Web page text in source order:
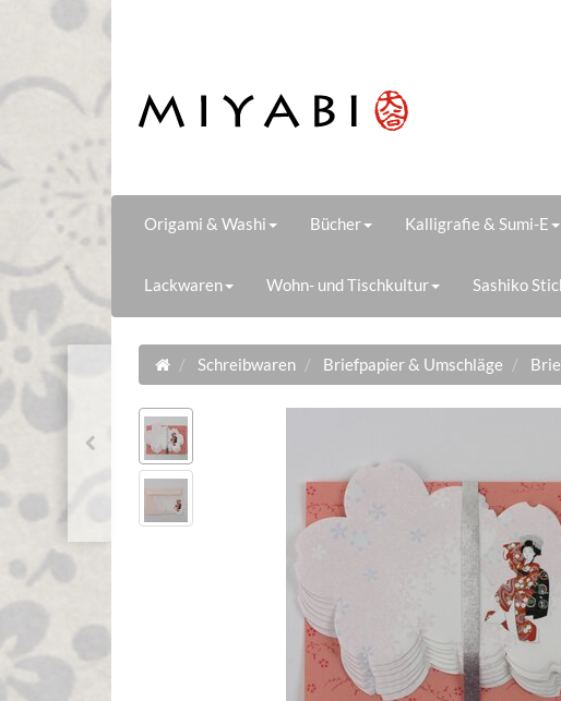
Origami & Washi Bücher Kalligrafie & Sumi-E
Lackwaren Wohn- und Tischkultur Sashiko
Schreibwaren Briefpapier & Umschläge